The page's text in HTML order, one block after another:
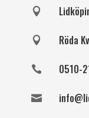

 Röda
 0510-
